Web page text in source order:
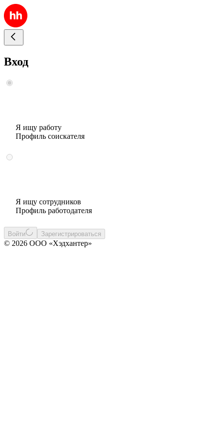
Вход
Я ищу работу
Профиль соискателя
Я ищу сотрудников
Профиль работодателя
Войти Зарегистрироваться
© 2026 ООО «Хэдхантер»